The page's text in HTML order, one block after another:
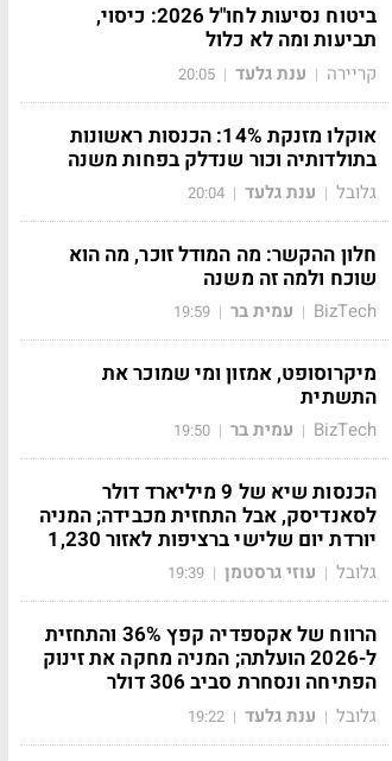
ביטוח נסיעות לחו"ל 2026: כיסוי,
תביעות ומה לא כלול
קריירה | ענת גלעד |
20:05
אוקלו מזנקת 14%: הכנסות ראשונות
בתולדותיה וכור שנדלק בפחות משנה
גלובל | ענת גלעד |
20:04
חלון ההקשר: מה המודל זוכר, מה הוא
שוכח ולמה זה משנה
BizTech
| עמית בר |
19:59
מיקרוסופט, אמזון ומי שמוכר את
התשתית
BizTech
| עמית בר |
19:50
הכנסות שיא של 9 מיליארד דולר
לסאנדיסק, אבל התחזית מכבידה; המניה
יורדת יום שלישי ברציפות לאזור 1,230
גלובל | עוזי גרסטמן |
19:39
הרווח של אקספדיה קפץ 36% והתחזית
ל-2026 הועלתה; המניה מחקה את זינוק
הפתיחה ונסחרת סביב 306 דולר
גלובל | ענת גלעד |
19:22